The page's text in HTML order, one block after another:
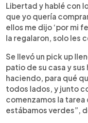
Libertad y hablé con
que yo quería
ellos me dijo ‘por mi
la regalaron, solo les
Se llevó un pick up
patio de su casa y
haciendo, para qué
todos lados, y junto
comenzamos la
estábamos verdes”,